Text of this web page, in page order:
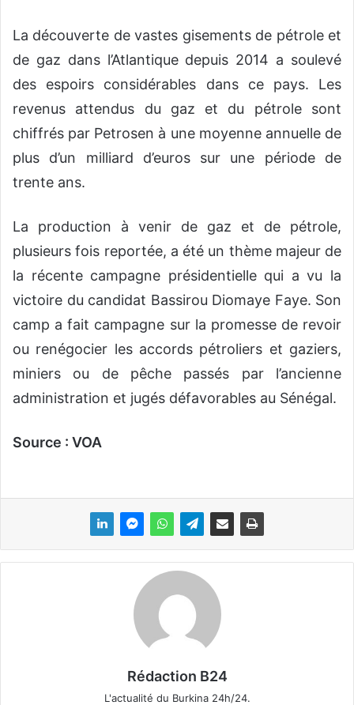
La découverte de vastes gisements de pétrole et
de gaz dans l’Atlantique depuis 2014 a soulevé
des espoirs considérables dans ce pays. Les
revenus attendus du gaz et du pétrole sont
chiffrés par Petrosen à une moyenne annuelle de
plus d’un milliard d’euros sur une période de
trente ans.
La production à venir de gaz et de pétrole,
plusieurs fois reportée, a été un thème majeur de
la récente campagne présidentielle qui a vu la
victoire du candidat Bassirou Diomaye Faye. Son
camp a fait campagne sur la promesse de revoir
ou renégocier les accords pétroliers et gaziers,
miniers ou de pêche passés par l’ancienne
administration et jugés défavorables au Sénégal.
Source : VOA
Rédaction B24
L'actualité du Burkina 24h/24.